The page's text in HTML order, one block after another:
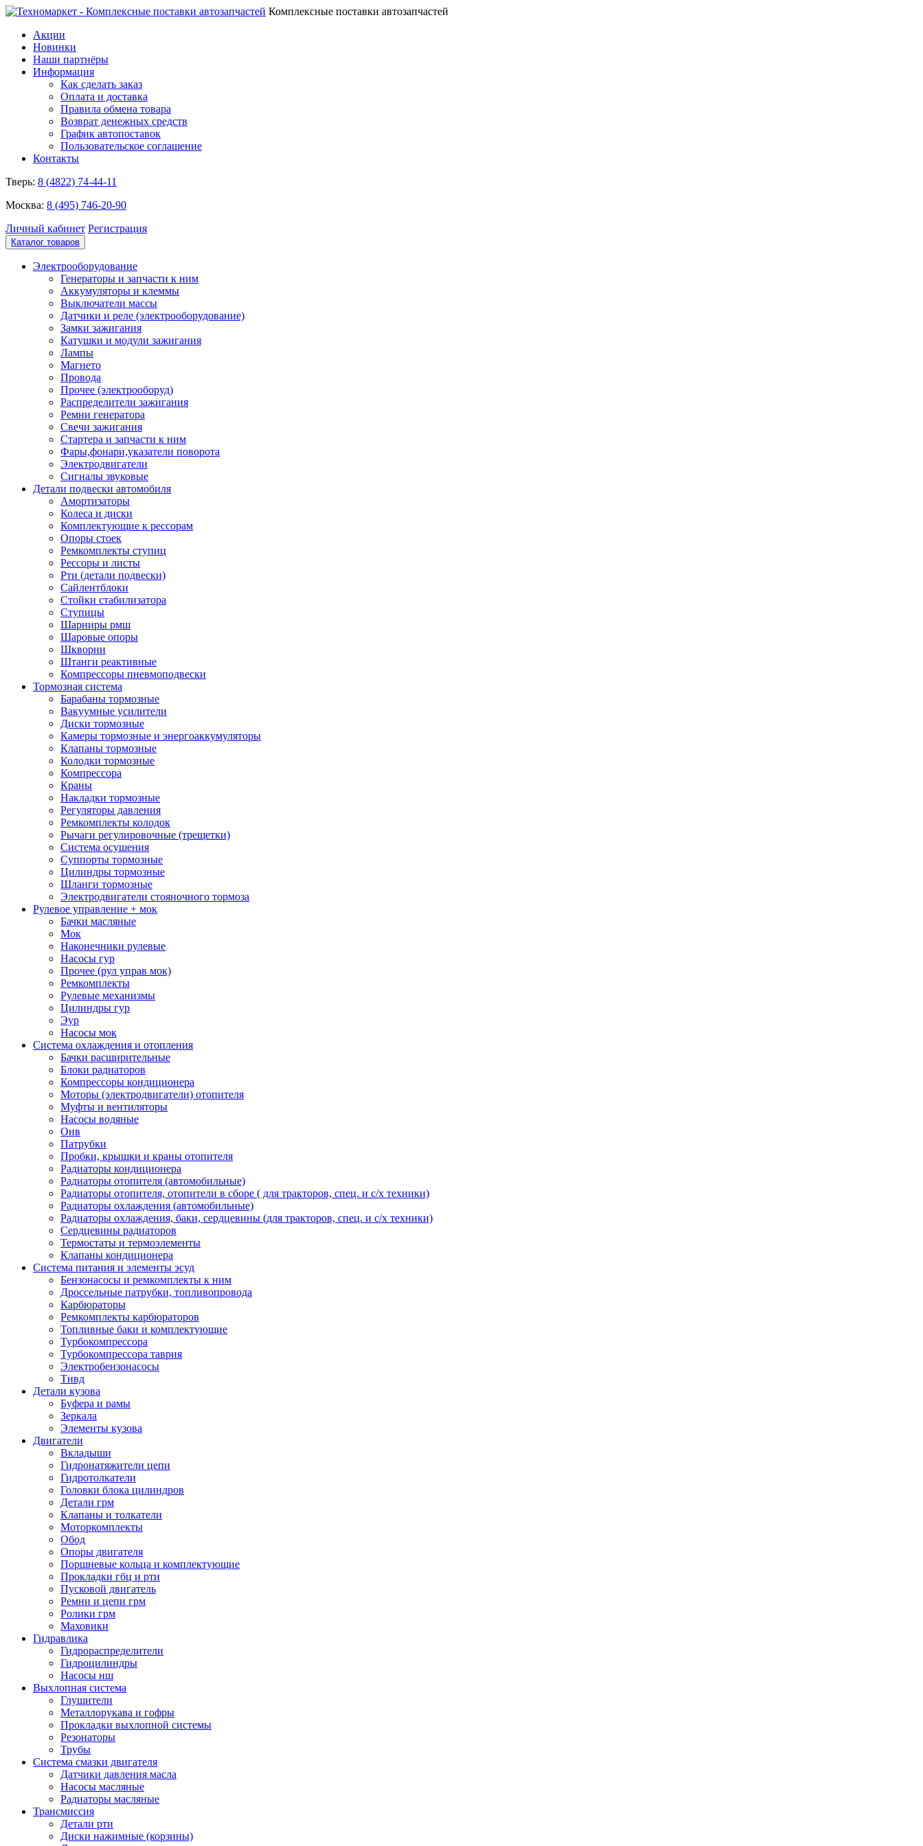
Комплексные поставки автозапчастей
Акции
Новинки
Наши партнёры
Информация
Как сделать заказ
Оплата и доставка
Правила обмена товара
Возврат денежных средств
График автопоставок
Пользовательское соглашение
Контакты
Тверь: 8 (4822) 74-44-11
Москва: 8 (495) 746-20-90
Личный кабинет Регистрация
Каталог товаров
Электрооборудование
Генераторы и запчасти к ним
Аккумуляторы и клеммы
Выключатели массы
Датчики и реле (электрооборудование)
Замки зажигания
Катушки и модули зажигания
Лампы
Магнето
Провода
Прочее (электрооборуд)
Распределители зажигания
Ремни генератора
Свечи зажигания
Стартера и запчасти к ним
Фары,фонари,указатели поворота
Электродвигатели
Сигналы звуковые
Детали подвески автомобиля
Амортизаторы
Колеса и диски
Комплектующие к рессорам
Опоры стоек
Ремкомплекты ступиц
Рессоры и листы
Рти (детали подвески)
Сайлентблоки
Стойки стабилизатора
Ступицы
Шарниры рмш
Шаровые опоры
Шкворни
Штанги реактивные
Компрессоры пневмоподвески
Тормозная система
Барабаны тормозные
Вакуумные усилители
Диски тормозные
Камеры тормозные и энергоаккумуляторы
Клапаны тормозные
Колодки тормозные
Компрессора
Краны
Накладки тормозные
Регуляторы давления
Ремкомплекты колодок
Рычаги регулировочные (трещетки)
Система осушения
Суппорты тормозные
Цилиндры тормозные
Шланги тормозные
Электродвигатели стояночного тормоза
Рулевое управление + мок
Бачки масляные
Мок
Наконечники рулевые
Насосы гур
Прочее (рул управ мок)
Ремкомплекты
Рулевые механизмы
Цилиндры гур
Эур
Насосы мок
Система охлаждения и отопления
Бачки расширительные
Блоки радиаторов
Компрессоры кондиционера
Моторы (электродвигатели) отопителя
Муфты и вентиляторы
Насосы водяные
Онв
Патрубки
Пробки, крышки и краны отопителя
Радиаторы кондиционера
Радиаторы отопителя (автомобильные)
Радиаторы отопителя, отопители в сборе ( для тракторов, спец. и с/х техники)
Радиаторы охлаждения (автомобильные)
Радиаторы охлаждения, баки, сердцевины (для тракторов, спец. и с/х техники)
Сердцевины радиаторов
Термостаты и термоэлементы
Клапаны кондиционера
Система питания и элементы эсуд
Бензонасосы и ремкомплекты к ним
Дроссельные патрубки, топливопровода
Карбюраторы
Ремкомплекты карбюраторов
Топливные баки и комплектующие
Турбокомпрессора
Турбокомпрессора таврия
Электробензонасосы
Тнвд
Детали кузова
Буфера и рамы
Зеркала
Элементы кузова
Двигатели
Вкладыши
Гидронатяжители цепи
Гидротолкатели
Головки блока цилиндров
Детали грм
Клапаны и толкатели
Моторкомплекты
Обод
Опоры двигателя
Поршневые кольца и комплектующие
Прокладки гбц и рти
Пусковой двигатель
Ремни и цепи грм
Ролики грм
Маховики
Гидравлика
Гидрораспределители
Гидроцилиндры
Насосы нш
Выхлопная система
Глушители
Металлорукава и гофры
Прокладки выхлопной системы
Резонаторы
Трубы
Система смазки двигателя
Датчики давления масла
Насосы масляные
Радиаторы масляные
Трансмиссия
Детали рти
Диски нажимные (корзины)